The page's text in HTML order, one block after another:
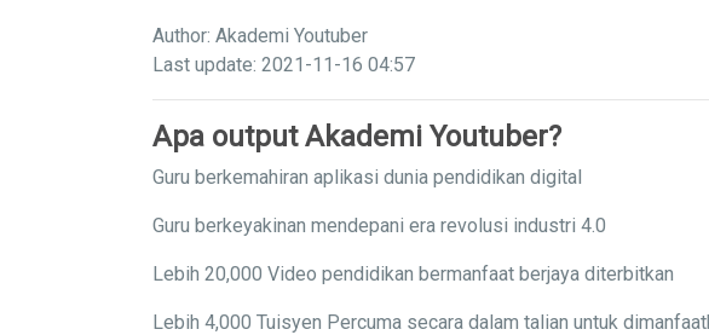
Author: Akademi Youtuber
Last update: 2021-11-16 04:57
Apa output Akademi Youtuber?
Guru berkemahiran aplikasi dunia pendidikan digital
Guru berkeyakinan mendepani era revolusi industri 4.0
Lebih 20,000 Video pendidikan bermanfaat berjaya diterbitkan
Lebih 4,000 Tuisyen Percuma secara dalam talian untuk